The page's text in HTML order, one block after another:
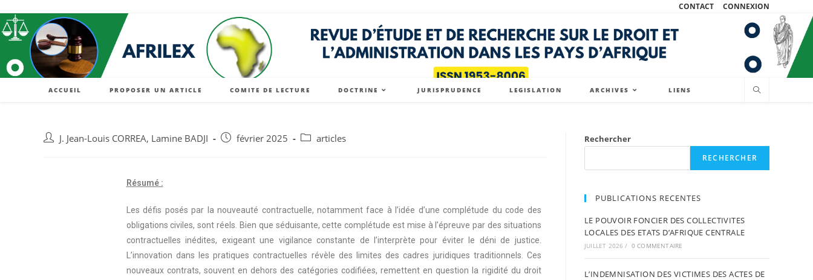
CONTACT CONNEXION
ACCUEIL PROPOSER UN ARTICLE COMITE DE LECTURE DOCTRINE JURISPRUDENCE LEGISLATION ARCHIVES LIENS
J. Jean-Louis CORREA, Lamine BADJI février 2025 articles
Résumé :
Les défis posés par la nouveauté contractuelle, notamment face à l’idée d’une complétude du code des
obligations civiles, sont réels. Bien que séduisante, cette complétude est mise à l’épreuve par des situations
contractuelles inédites, exigeant une vigilance constante de l’interprète pour éviter le déni de justice.
L’innovation dans les pratiques contractuelles révèle des limites des cadres juridiques traditionnels. Ces
nouveaux contrats, souvent en dehors des catégories codifiées, remettent en question la rigidité du droit
Rechercher
RECHERCHER
PUBLICATIONS RECENTES
LE POUVOIR FONCIER DES COLLECTIVITES
LOCALES DES ETATS D’AFRIQUE CENTRALE
JUILLET 2026 / 0 COMMENTAIRE
L’INDEMNISATION DES VICTIMES DES ACTES DE